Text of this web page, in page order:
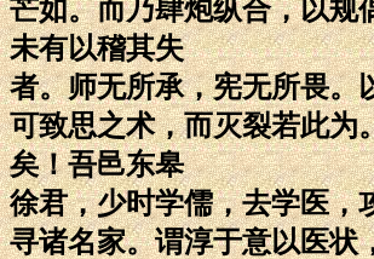
芒如。而乃肆炮纵合，以规
未有以稽其失
者。师无所承，宪无所畏。
可致思之术，而灭裂若此为
矣！吾邑东皋
徐君，少时学儒，去学医，
寻诸名家。谓淳于意以医状